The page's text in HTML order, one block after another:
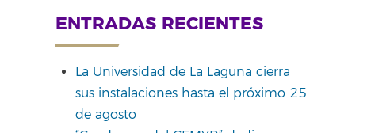
ENTRADAS RECIENTES
La Universidad de La Laguna cierra
sus instalaciones hasta el próximo 25
de agosto